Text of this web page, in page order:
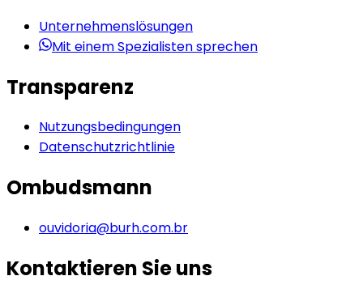
Unternehmenslösungen
Mit einem Spezialisten sprechen
Transparenz
Nutzungsbedingungen
Datenschutzrichtlinie
Ombudsmann
ouvidoria@burh.com.br
Kontaktieren Sie uns